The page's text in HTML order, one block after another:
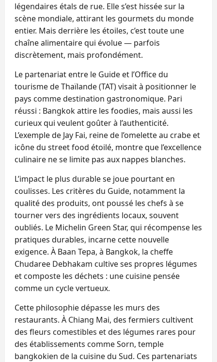
légendaires étals de rue. Elle s’est hissée sur la
scène mondiale, attirant les gourmets du monde
entier. Mais derrière les étoiles, c’est toute une
chaîne alimentaire qui évolue — parfois
discrètement, mais profondément.
Le partenariat entre le Guide et l’Office du
tourisme de Thaïlande (TAT) visait à positionner le
pays comme destination gastronomique. Pari
réussi : Bangkok attire les foodies, mais aussi les
curieux qui veulent goûter à l’authenticité.
L’exemple de Jay Fai, reine de l’omelette au crabe et
icône du street food étoilé, montre que l’excellence
culinaire ne se limite pas aux nappes blanches.
L’impact le plus durable se joue pourtant en
coulisses. Les critères du Guide, notamment la
qualité des produits, ont poussé les chefs à se
tourner vers des ingrédients locaux, souvent
oubliés. Le Michelin Green Star, qui récompense les
pratiques durables, incarne cette nouvelle
exigence. À Baan Tepa, à Bangkok, la cheffe
Chudaree Debhakam cultive ses propres légumes
et composte les déchets : une cuisine pensée
comme un cycle vertueux.
Cette philosophie dépasse les murs des
restaurants. À Chiang Mai, des fermiers cultivent
des fleurs comestibles et des légumes rares pour
des établissements comme Sorn, temple
bangkokien de la cuisine du Sud. Ces partenariats